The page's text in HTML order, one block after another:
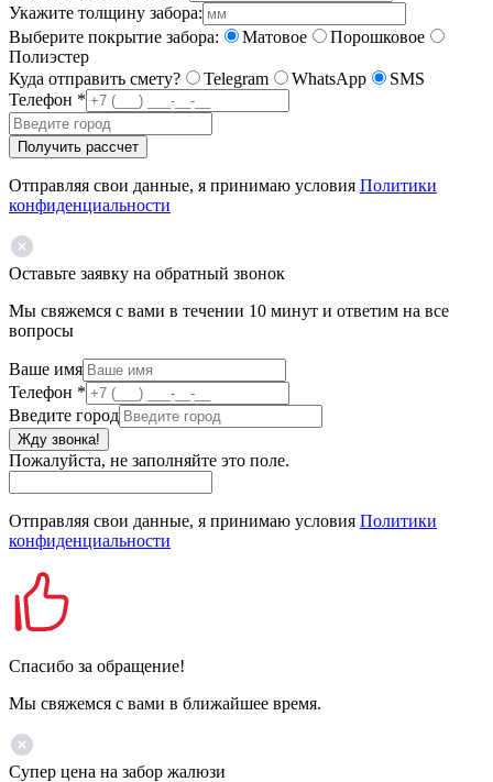
Укажите толщину забора:
Выберите покрытие забора:
Матовое
Порошковое
Полиэстер
Куда отправить смету?
Telegram WhatsApp
SMS
Телефон *
Получить рассчет
Отправляя свои данные, я принимаю условия Политики
конфиденциальности
Оставьте заявку на обратный звонок
Мы свяжемся с вами в течении 10 минут и ответим на все
вопросы
Ваше имя
Телефон *
Введите город
Жду звонка!
Пожалуйста, не заполняйте это поле.
Отправляя свои данные, я принимаю условия Политики
конфиденциальности
Спасибо за обращение!
Мы свяжемся с вами в ближайшее время.
Супер цена на забор жалюзи